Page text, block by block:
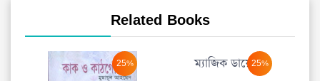
Related Books
25% 25%
ম্যাজিক ডায়েরি